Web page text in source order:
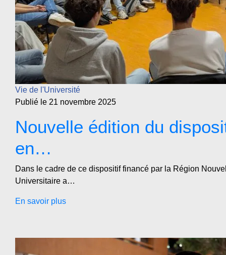
Vie de l'Université
Publié le 21 novembre 2025
Nouvelle édition du
en…
Dans le cadre de ce dispositif financé par la Région
Universitaire a…
En savoir plus